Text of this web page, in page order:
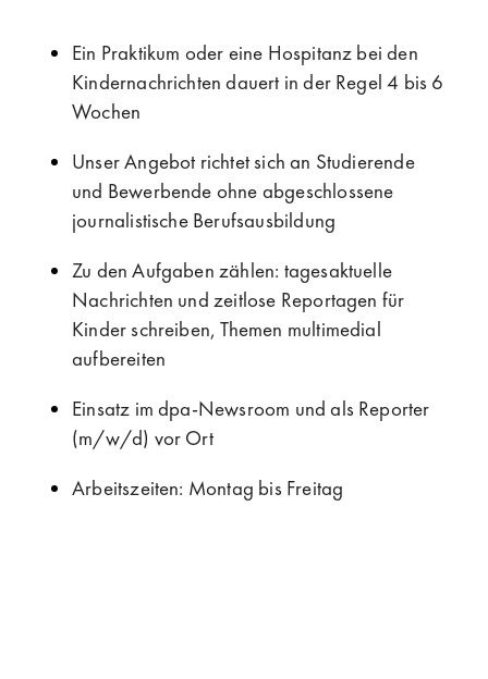
Ein Praktikum oder eine Hospitanz bei den
Kindernachrichten dauert in der Regel 4 bis 6
Wochen
Unser Angebot richtet sich an Studierende
und Bewerbende ohne abgeschlossene
journalistische Berufsausbildung
Zu den Aufgaben zählen: tagesaktuelle
Nachrichten und zeitlose Reportagen für
Kinder schreiben, Themen multimedial
aufbereiten
Einsatz im dpa-Newsroom und als Reporter
(m/w/d) vor Ort
Arbeitszeiten: Montag bis Freitag